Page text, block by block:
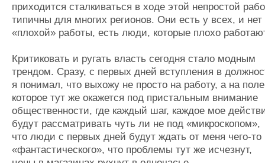
приходится сталкиваться в ходе этой непростой
типичны для многих регионов. Они есть у всех, и нет
«плохой» работы, есть люди, которые плохо
Критиковать и ругать власть сегодня стало модным
трендом. Сразу, с первых дней вступления в
я понимал, что выхожу не просто на работу, а на
которое тут же окажется под пристальным внимание
общественности, где каждый шаг, каждое мое
будут рассматривать чуть ли не под «микроскопом»,
что люди с первых дней будут ждать от меня чего-то
«фантастического», что проблемы тут же исчезнут,